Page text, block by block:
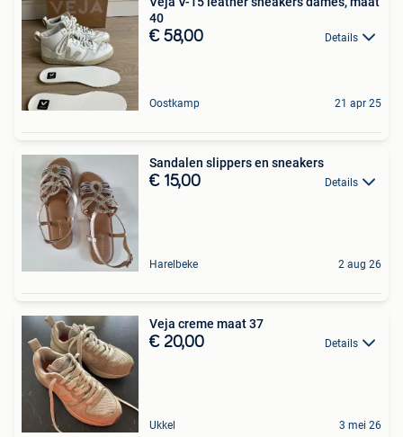
40
€ 58,00 Details
Oostkamp 21 apr 25
Sandalen slippers en sneakers
€ 15,00 Details
Harelbeke 2 aug 26
Veja creme maat 37
€ 20,00 Details
Ukkel 3 mei 26